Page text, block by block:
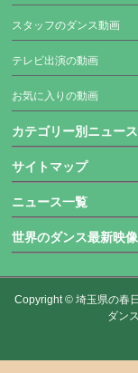
スタッフのダンス動画
テレビ出演の動画
お気に入りの動画
カテゴリー別ニュー
サイトマップ
ニュース一覧
世界のダンス最新映像
Copyright © 埼玉県の春
ダン